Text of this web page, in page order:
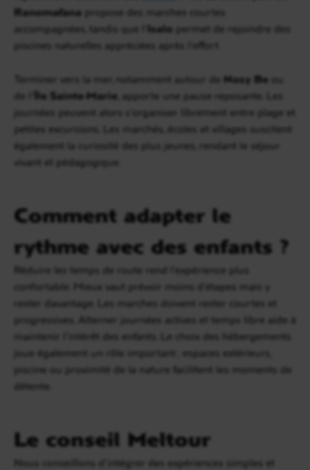
Ranomafana propose des marches courtes
accompagnées, tandis que l’ Isalo permet de rejoindre des
piscines naturelles appréciées après l’effort
Terminer vers la mer, notamment autour de Nosy Be
de l’ Île Sainte-Marie , apporte une pause reposante. Les
journées peuvent alors s’organiser librement entre plage et
petites excursions. Les marchés, écoles et villages suscitent
également la curiosité des plus jeunes, rendant le séjour
vivant et pédagogique.
Comment adapter le
rythme avec des enfants ?
Réduire les temps de route rend l’expérience plus
confortable. Mieux vaut prévoir moins d’étapes mais y
rester davantage. Les marches doivent rester courtes et
progressives. Alterner journées actives et temps libre aide à
maintenir l’intérêt des enfants. Le choix des hébergements
joue également un rôle important : espaces extérieurs,
piscine ou proximité de la nature facilitent les moments de
détente.
Le conseil Meltour
Nous conseillons d’intégrer des expériences simples et